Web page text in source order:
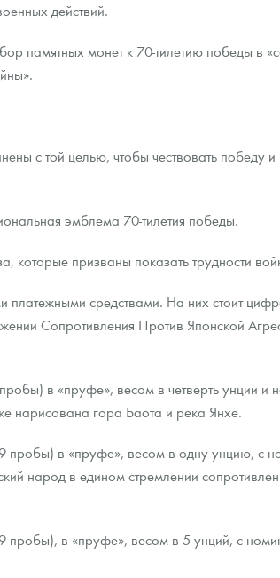
действий.
памятных монет к 70-тилетию победы в
с той целью, чтобы чествовать победу
эмблема 70-тилетия победы.
которые призваны показать трудности
платежными средствами. На них стоит
Сопротивления Против Японской
в «пруфе», весом в четверть унции
нарисована гора Баота и река Янхе.
в «пруфе», весом в одну унцию, с
народ в едином стремлении
в «пруфе», весом в 5 унций, с